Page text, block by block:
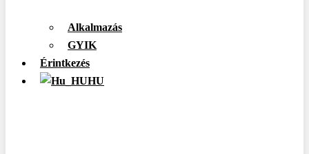
Alkalmazás
GYIK
Érintkezés
HU